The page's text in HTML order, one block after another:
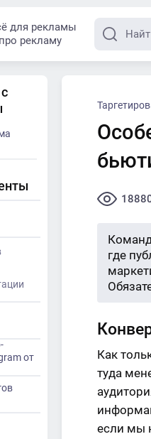
для рекламы
рекламу
где
Как
туда
если мы
от